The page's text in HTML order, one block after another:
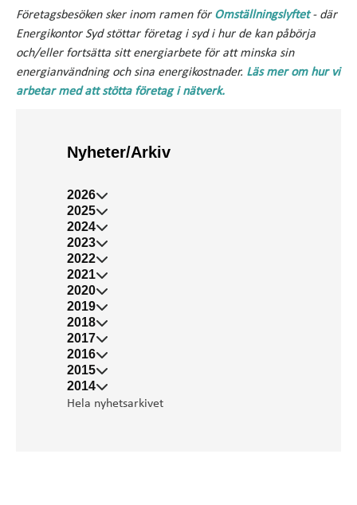
Företagsbesöken sker inom ramen för Omställningslyftet- där
Energikontor Syd stöttar företag i syd i hur de kan påbörja
och/eller fortsätta sitt energiarbete för att minska sin
energianvändning och sina energikostnader. Läs mer om hur vi
arbetar med att stötta företag i nätverk.
Nyheter/Arkiv
2026
2025
2024
2023
2022
2021
2020
2019
2018
2017
2016
2015
2014
Hela nyhetsarkivet